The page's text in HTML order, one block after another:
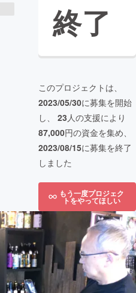
終了
このプロジェクトは、
2023/05/30に募集を開始
し、 23人の支援により
87,000円の資金を集め、
2023/08/15に募集を終了
しました
もう一度プロジェク
トをやってほしい